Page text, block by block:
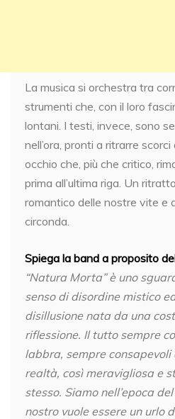
La musica si orchestra tra
strumenti che, con il loro
lontani. I testi, invece, sono
nell’ora, pronti a ritrarre scorci
occhio che, più che critico,
prima all’ultima riga. Un
romantico delle nostre vite e
circonda.
Spiega la band a proposito
“Natura Morta” è uno
senso di disordine mistico
disillusione nata da una
riflessione. Il tutto sempre
labbra, sempre
realtà, così meravigliosa e
stesso. Siamo nell’epoca
nostro vuole essere un urlo